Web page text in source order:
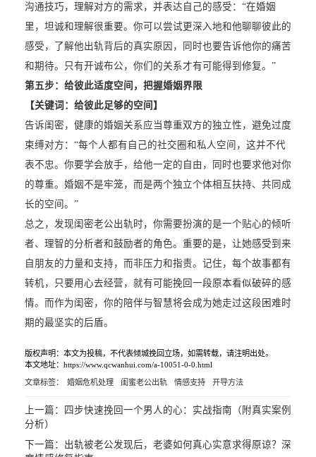
沟通技巧，理解对方的需求，并表达自己的感受：“在婚姻
里，坦诚和理解很重要。你可以尝试更深入地和他聊聊彼此的
感受，了解他出轨背后的真实原因，同时也要告诉他你的痛苦
和期待。只有开诚布公，你们的关系才有可能得到修复。”
第五步：给彼此适度空间，把握婚姻界限
【关键词：给彼此足够的空间】
告诉闺密，健康的婚姻关系应当尊重双方的独立性，避免过度
束缚对方：“每个人都有自己的社交圈和私人空间，这并不代
表不忠。你要学会放手，给他一定的自由，同时也要求他对你
的尊重。婚姻不是牢笼，而是两个独立个体相互扶持、共同成
长的空间。”
总之，发现闺密老公出轨时，你需要扮演的是一个贴心的倾听
者、理智的分析者和鼓励者的角色。重要的是，让她感受到来
自朋友的力量和支持，而非压力和指责。记住，每个故事都有
转机，只要用心去经营，就有可能挽回一段原本看似破碎的感
情。而作为闺密，你的陪伴与智慧将会成为她走过这段困难时
期的最坚实的后盾。
版权声明：本文为投稿，不代表倾城挽回立场，如需转载，请注明出处。
本文地址：https://www.qcwanhui.com/a-10051-0-0.html
文章标签： 婚姻危机处理 闺蜜老公出轨 情感支持 开导方法
上一篇：
四步快速挽回一个男人的心：实战指南（附真实案例
分析）
下一篇： 出轨被老公发现后，老婆如何真心实意求得原谅？深